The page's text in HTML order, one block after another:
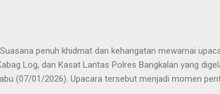
penuh khidmat dan kehangatan mewarnai
Log, dan Kasat Lantas Polres Bangkalan yang
(07/01/2026). Upacara tersebut menjadi momen